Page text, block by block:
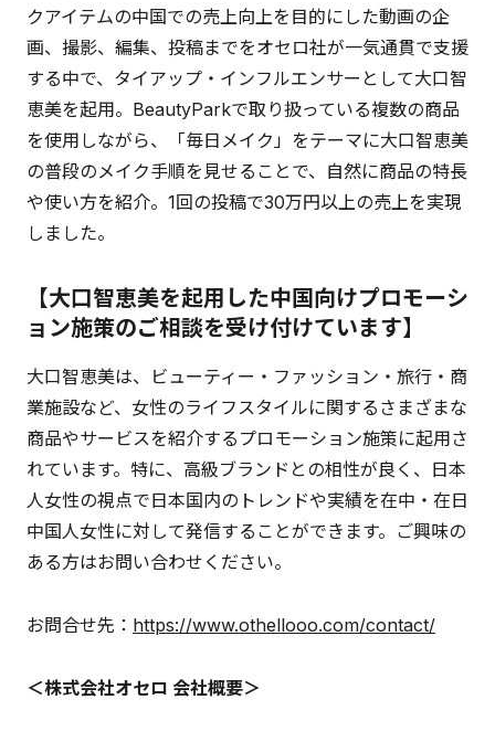
クアイテムの中国での売上向上を目的にした動画の企
画、撮影、編集、投稿までをオセロ社が一気通貫で支援
する中で、タイアップ・インフルエンサーとして大口智
恵美を起用。BeautyParkで取り扱っている複数の商品
を使用しながら、「毎日メイク」をテーマに大口智恵美
の普段のメイク手順を見せることで、自然に商品の特長
や使い方を紹介。1回の投稿で30万円以上の売上を実現
しました。
【大口智恵美を起用した中国向けプロモーシ
ョン施策のご相談を受け付けています】
大口智恵美は、ビューティー・ファッション・旅行・商
業施設など、女性のライフスタイルに関するさまざまな
商品やサービスを紹介するプロモーション施策に起用さ
れています。特に、高級ブランドとの相性が良く、日本
人女性の視点で日本国内のトレンドや実績を在中・在日
中国人女性に対して発信することができます。ご興味の
ある方はお問い合わせください。
お問合せ先： https://www.othellooo.com/contact/
＜株式会社オセロ 会社概要＞